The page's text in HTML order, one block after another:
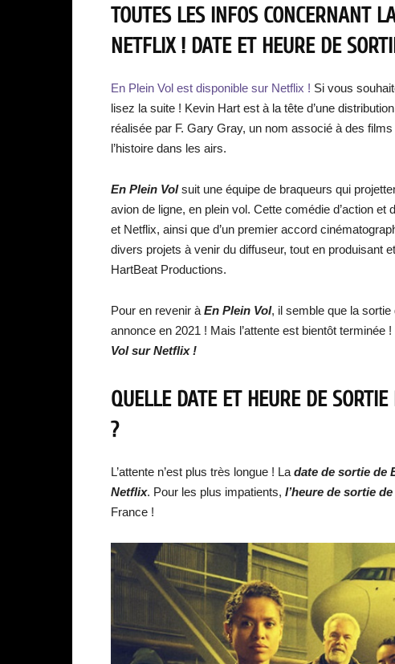
TOUTES LES INFOS CONCERNANT
NETFLIX ! DATE ET HEURE DE
En Plein Vol est disponible sur Netflix ! Si vous
lisez la suite ! Kevin Hart est à la tête d’une
réalisée par F. Gary Gray, un nom associé à des
l’histoire dans les airs.
En Plein Volsuit une équipe de braqueurs qui
avion de ligne, en plein vol. Cette comédie d’action
et Netflix, ainsi que d’un premier accord
divers projets à venir du diffuseur, tout en produisant
HartBeat Productions.
Pour en revenir à En Plein Vol, il semble que la
annonce en 2021 ! Mais l’attente est bientôt terminée
Vol sur Netflix !
QUELLE DATE ET HEURE DE SORTIE
?
L’attente n’est plus très longue ! La date de sortie de
Netflix. Pour les plus impatients, l’heure de sortie de
France !